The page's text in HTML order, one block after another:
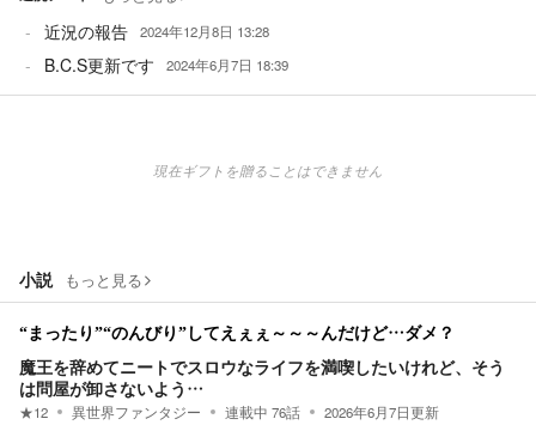
近況の報告 2024年12月8日 13:28
B.C.S更新です 2024年6月7日 18:39
現在ギフトを贈ることはできません
小説 もっと見る
“まったり”“のんびり”してえぇぇ～～～んだけど…ダメ？
魔王を辞めてニートでスロウなライフを満喫したいけれど、そう
は問屋が卸さないよう…
★12 異世界ファンタジー 連載中 76話 2026年6月7日更新